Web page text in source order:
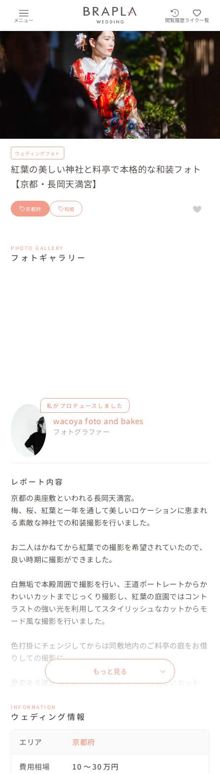
メニュー 閲覧履歴ライク一覧
ウェディングフォト
紅葉の美しい神社と料亭で本格的な和装フォト
【京都・長岡天満宮】
京都府 和婚
PHOTO GALLERY
フォトギャラリー
私がプロデュースしました
wacoya foto and bakes
フォトグラファー
レポート内容
京都の奥座敷といわれる長岡天満宮。
梅、桜、紅葉と一年を通して美しいロケーションに恵まれ
る素敵な神社での和装撮影を行いました。
お二人はかねてから紅葉での撮影を希望されていたので、
良い時期に撮影ができました。
白無垢で本殿周囲で撮影を行い、王道ポートレートからか
わいいカットまでじっくり撮影し、紅葉の庭園ではコント
ラストの強い光を利用してスタイリッシュなカットからモ
ード風な撮影を行いました。
色打掛にチェンジしてからは同敷地内のご料亭の庭をお借
りしての撮影に。
歴史ある建造物を背景にかわいいカットも美しいカット
た。
◆お二人との出会い◆
今回のカップルさんは、長岡天満宮の紅葉で前撮りがした
もっと見る
INFORMATION
ウェディング情報
エリア 京都府
費用相場 10 〜 30 万円